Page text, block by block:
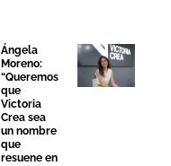
Ángela
Moreno:
“Queremos
que
Victoria
Crea sea
un nombre
que
resuene en